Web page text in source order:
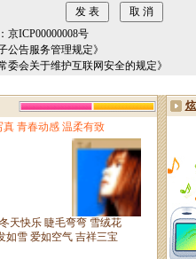
京ICP00000008号
公告服务管理规定》
委会关于维护互联网安全的规定》